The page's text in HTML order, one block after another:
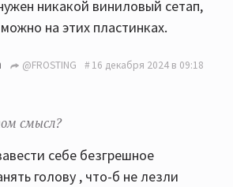
никакой виниловый сетап,
на этих пластинках.
@FROSTING 16 декабря 2024 в 09:18
смысл?
себе безгрешное
голову , что-б не лезли